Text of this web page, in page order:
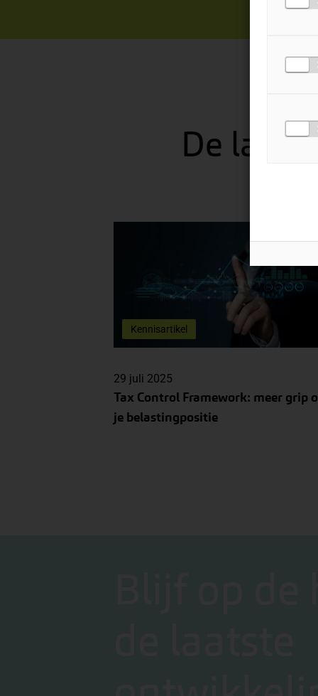
De
Kennisartikel
29 juli 2025
Tax Control Framework: meer grip
je belastingpositie